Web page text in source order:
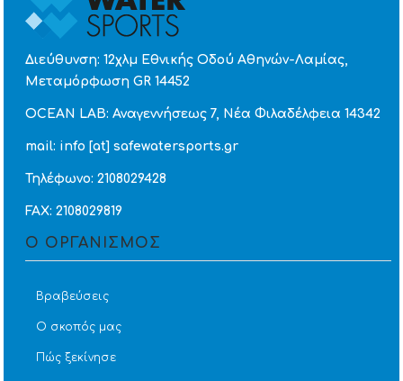
Διεύθυνση: 12χλμ Εθνικής Οδού Αθηνών-Λαμίας,
Μεταμόρφωση GR 14452
OCEAN LAB: Αναγεννήσεως 7, Νέα Φιλαδέλφεια 14342
mail: info [at] safewatersports.gr
Τηλέφωνο: 2108029428
FAX: 2108029819
Ο ΟΡΓΑΝΙΣΜΟΣ
Βραβεύσεις
Ο σκοπός μας
Πώς ξεκίνησε